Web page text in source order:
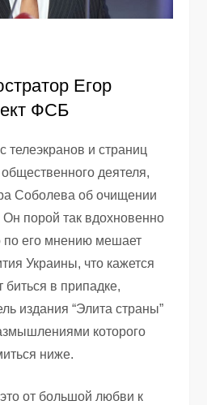
Егор
ФСБ
телеэкранов и страниц
общественного деятеля,
Соболева об очищении
Он порой так вдохновенно
по его мнению мешает
Украины, что кажется
в припадке,
издания “Элита страны”
которого
ниже.
от большой любви к